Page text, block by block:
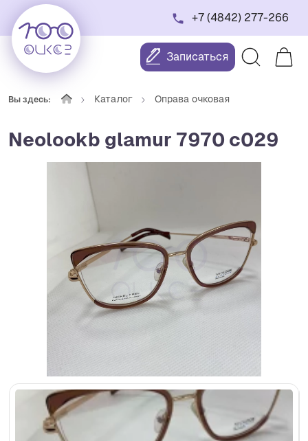
+7 (4842) 277-266
Записаться
Вы здесь: Каталог Оправа очковая
Neolookb glamur 7970 с029